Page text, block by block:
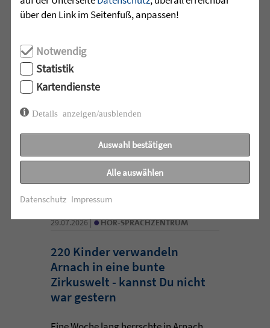
Mutmurmeln und
die Schulzeit
Am Mittwoch, 27.07.26 verabschiedete
das Team des Schulkindergartens der
Leopoldschule in Altshausen die
Vorschüler mit einer bunten und
emotionalen ...
mehr lesen
29.07.2026 |•HÖR-SPRACHZENTRUM
220 Kinder verwandeln
Arnach in eine bunte
Zirkuswelt - kannst Du nicht
war gestern
über den Link im Seitenfuß, anpassen!
Notwendig
Statistik
Kartendienste
Details anzeigen/ausblenden
Auswahl bestätigen
Alle auswählen
Datenschutz Impressum